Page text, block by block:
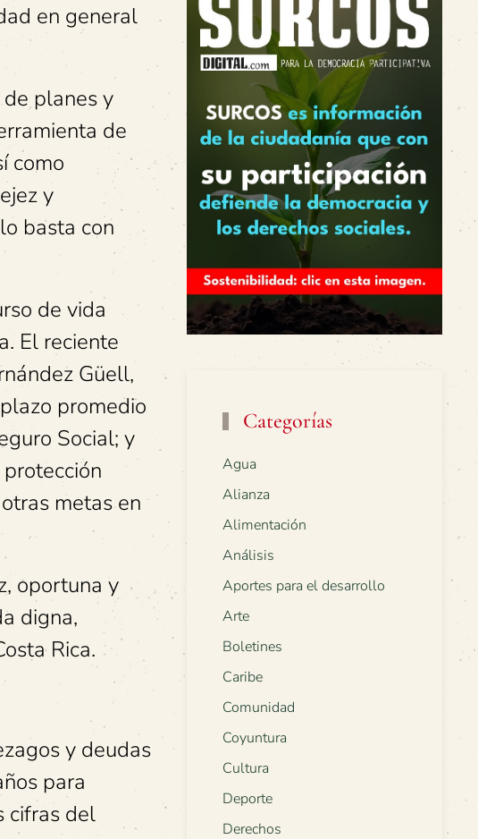
en general
planes y
de
como
y
basta con
de vida
El reciente
Güell,
promedio
Social; y
metas en
oportuna y
digna,
Rica.
y deudas
para
cifras del
Categorías
Agua
Alianza
Alimentación
Análisis
Aportes para el desarrollo
Arte
Boletines
Caribe
Comunidad
Coyuntura
Cultura
Deporte
Derechos